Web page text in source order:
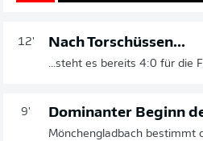
12' Nach Torschüssen...
...steht es bereits 4:0 für die
9' Dominanter Beginn
Mönchengladbach bestimmt